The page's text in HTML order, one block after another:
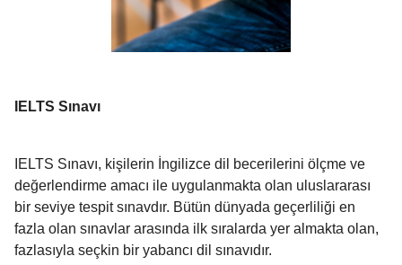
IELTS Sınavı
IELTS Sınavı, kişilerin İngilizce dil becerilerini ölçme ve
değerlendirme amacı ile uygulanmakta olan uluslararası
bir seviye tespit sınavdır. Bütün dünyada geçerliliği en
fazla olan sınavlar arasında ilk sıralarda yer almakta olan,
fazlasıyla seçkin bir yabancı dil sınavıdır.